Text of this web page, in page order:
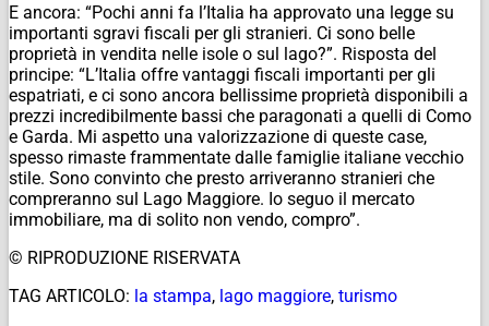
E ancora: “Pochi anni fa l’Italia ha approvato una legge su
importanti sgravi fiscali per gli stranieri. Ci sono belle
proprietà in vendita nelle isole o sul lago?”. Risposta del
principe: “L’Italia offre vantaggi fiscali importanti per gli
espatriati, e ci sono ancora bellissime proprietà disponibili a
prezzi incredibilmente bassi che paragonati a quelli di Como
e Garda. Mi aspetto una valorizzazione di queste case,
spesso rimaste frammentate dalle famiglie italiane vecchio
stile. Sono convinto che presto arriveranno stranieri che
compreranno sul Lago Maggiore. Io seguo il mercato
immobiliare, ma di solito non vendo, compro”.
© RIPRODUZIONE RISERVATA
TAG ARTICOLO: la stampa, lago maggiore, turismo